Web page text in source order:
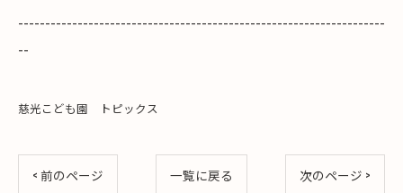
--------------------------------------------------------------------
--
慈光こども園 トピックス
< 前のページ 一覧に戻る 次のページ >